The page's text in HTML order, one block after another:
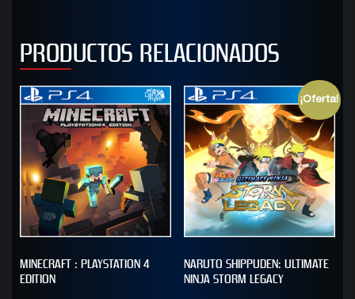
PRODUCTOS RELACIONADOS
MINECRAFT : PLAYSTATION 4
EDITION
¡Oferta!
NARUTO SHIPPUDEN: ULTIMATE
NINJA STORM LEGACY